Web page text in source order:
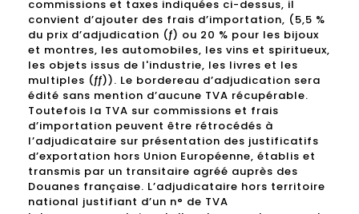
commissions et taxes indiquées ci-dessus, il
convient d’ajouter des frais d’importation, (5,5 %
du prix d’adjudication (ƒ) ou 20 % pour les bijoux
et montres, les automobiles, les vins et spiritueux,
les objets issus de l'industrie, les livres et les
multiples (ƒƒ)). Le bordereau d’adjudication sera
édité sans mention d’aucune TVA récupérable.
Toutefois la TVA sur commissions et frais
d’importation peuvent être rétrocédés à
l’adjudicataire sur présentation des justificatifs
d’exportation hors Union Européenne, établis et
transmis par un transitaire agréé auprès des
Douanes française. L’adjudicataire hors territoire
national justifiant d’un n° de TVA